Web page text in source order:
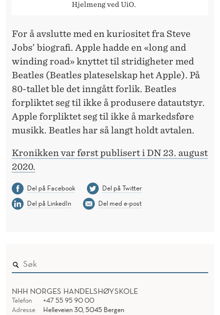
Hjelmeng ved UiO.
For å avslutte med en kuriositet fra Steve
Jobs’ biografi. Apple hadde en «long and
winding road» knyttet til stridigheter med
Beatles (Beatles plateselskap het Apple). På
80-tallet ble det inngått forlik. Beatles
forpliktet seg til ikke å produsere datautstyr.
Apple forpliktet seg til ikke å markedsføre
musikk. Beatles har så langt holdt avtalen.
Kronikken var først publisert i DN 23. august
2020.
Del på Facebook
Del på Twitter
Del på LinkedIn
Del med e-post
NHH NORGES HANDELSHØYSKOLE
Telefon
+47 55 95 90 00
Adresse
Helleveien 30, 5045 Bergen